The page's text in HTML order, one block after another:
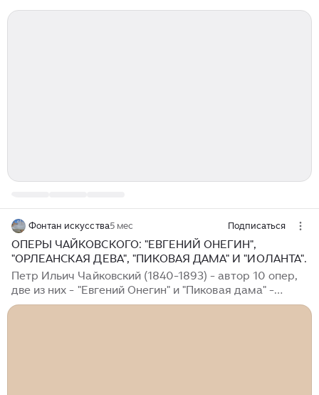
Фонтан искусства5 мес Подписаться
ОПЕРЫ ЧАЙКОВСКОГО: "ЕВГЕНИЙ ОНЕГИН",
"ОРЛЕАНСКАЯ ДЕВА", "ПИКОВАЯ ДАМА" И "ИОЛАНТА".
Петр Ильич Чайковский (1840-1893) - автор 10 опер,
две из них - "Евгений Онегин" и "Пиковая дама" -
общепризнанные образцы русской музыкальной